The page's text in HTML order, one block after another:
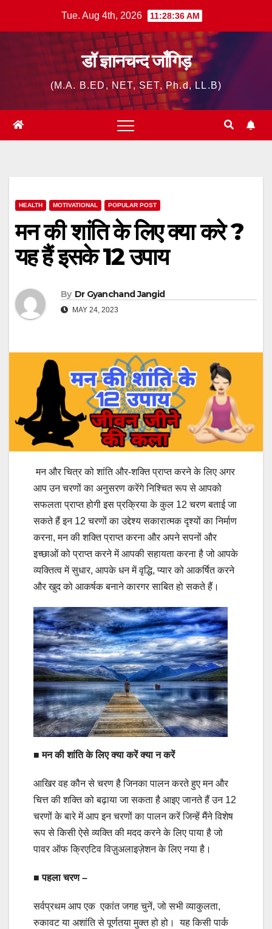
Tue. Aug 4th, 2026 11:28:37 AM
डॉ ज्ञानचन्द जाँगिड़
(M.A. B.ED, NET, SET, Ph.d, LL.B)
HEALTH MOTIVATIONAL POPULAR POST
मन की शांति के लिए क्या करे ?
यह हैं इसके 12 उपाय
By Dr Gyanchand Jangid
MAY 24, 2023
मन और चित्र को शांति और-शक्ति प्राप्त करने के लिए अगर
आप उन चरणों का अनुसरण करेंगे निश्चित रूप से आपको
सफलता प्राप्त होगी इस प्रक्रिया के कुल 12 चरण बताई जा
सकते हैं इन 12 चरणों का उद्देश्य सकारात्मक दृश्यों का निर्माण
करना, मन की शक्ति प्राप्त करना और अपने सपनों और
इच्छाओं को प्राप्त करने में आपकी सहायता करना है जो आपके
व्यक्तित्व में सुधार, आपके धन में वृद्धि, प्यार को आकर्षित करने
और खुद को आकर्षक बनाने कारगर साबित हो सकते हैं।
■मन की शांति के लिए क्या करें क्या न करें
आखिर वह कौन से चरण है जिनका पालन करते हुए मन और
चित्त की शक्ति को बढ़ाया जा सकता है आइए जानते हैं उन 12
चरणों के बारे में आप इन चरणों का पालन करें जिन्हें मैंने विशेष
रूप से किसी ऐसे व्यक्ति की मदद करने के लिए पाया है जो
पावर ऑफ क्रिएटिव विज़ुअलाइज़ेशन के लिए नया है।
■ पहला चरण –
सर्वप्रथम आप एक एकांत जगह चुनें, जो सभी व्याकुलता,
रुकावट या अशांति से पूर्णतया मुक्त हो हो। यह किसी पार्क